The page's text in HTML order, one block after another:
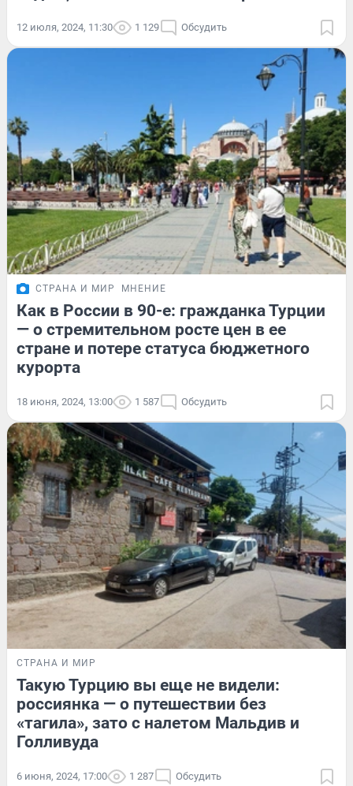
12 июля, 2024, 11:30 1 129 Обсудить
СТРАНА И МИР МНЕНИЕ
Как в России в 90-е: гражданка Турции
— о стремительном росте цен в ее
стране и потере статуса бюджетного
курорта
18 июня, 2024, 13:00 1 587 Обсудить
СТРАНА И МИР
Такую Турцию вы еще не видели:
россиянка — о путешествии без
«тагила», зато с налетом Мальдив и
Голливуда
6 июня, 2024, 17:00 1 287 Обсудить